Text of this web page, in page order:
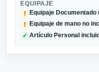
EQUIPAJE
!
Equipaje Documentado
! Equipaje de mano no
✓ Artículo Personal